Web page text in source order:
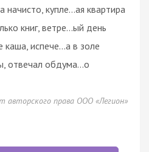
начисто, купле…ая квартира
книг, ветре…ый день
каша, испече…а в золе
отвечал обдума…о
авторского права ООО «Легион»